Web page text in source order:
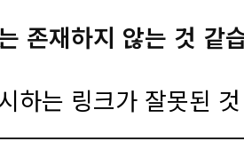
존재하지 않는 것 같
하는 링크가 잘못된